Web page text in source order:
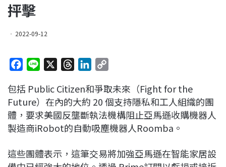
抨擊
2022-09-12
c
e
b
o
k
n
r
e
a
d
n
k
e
d
n
p
y
L
i
k
包括 Public Citizen和爭取未來（Fight for the
Future）在內的大約 20 個支持隱私和工人組織的團
體，要求美國反壟斷執法機構阻止亞馬遜收購機器人
製造商iRobot的自動吸塵機器人Roomba。
這些團體表示，這筆交易將加強亞馬遜在智能家居設